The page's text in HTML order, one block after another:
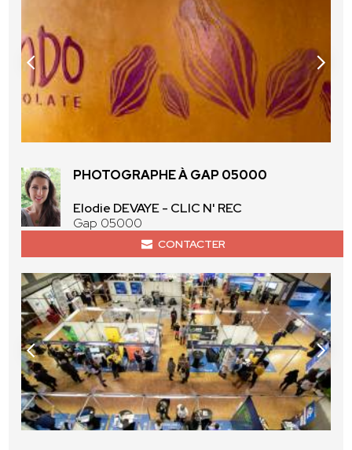
PHOTOGRAPHE À GAP 05000
Elodie DEVAYE - CLIC N' REC
Gap 05000
CONTACTER